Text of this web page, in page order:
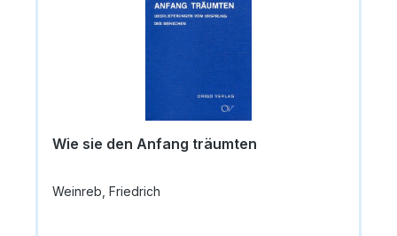
Wie sie den Anfang träumten
Weinreb, Friedrich